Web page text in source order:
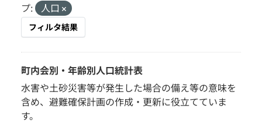
プ:
人口
フィルタ結果
町内会別・年齢別人口統計表
水害や土砂災害等が発生した場合の備え等の意味を
含め、避難確保計画の作成・更新に役立てていま
す。